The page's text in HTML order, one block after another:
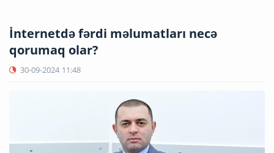
İnternetdə fərdi məlumatları necə
qorumaq olar?
30-09-2024 11:48